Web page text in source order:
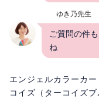
ゆき乃先生
ご質問の件
ね
エンジェルカラーカ
コイズ（ターコイズブ